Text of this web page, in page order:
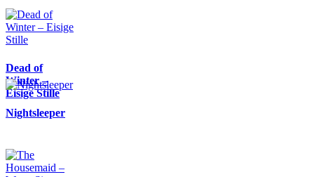
Dead of
Winter –
Eisige Stille
Nightsleeper